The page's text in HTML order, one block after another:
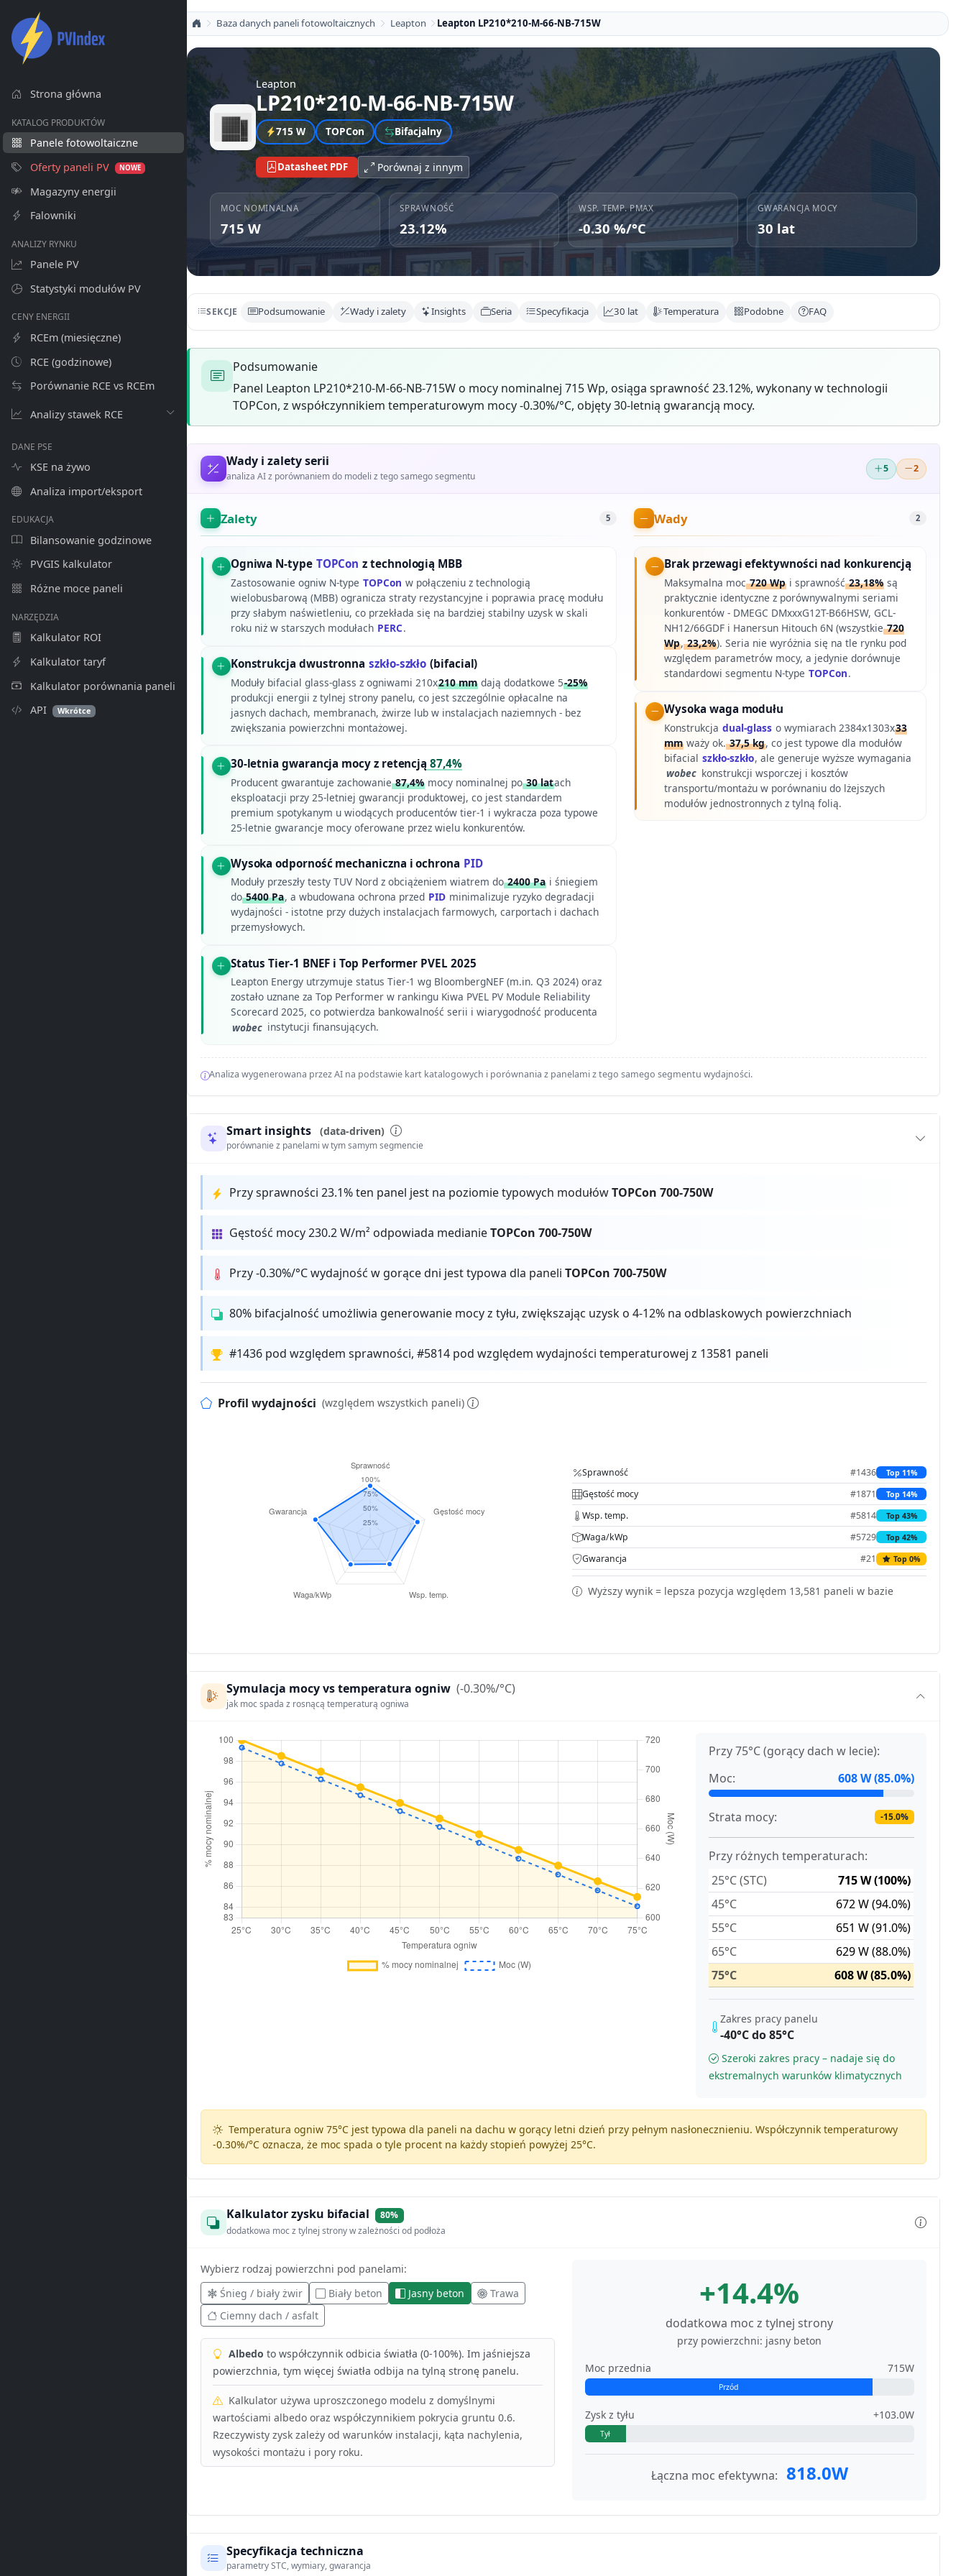
Strona główna
KATALOG PRODUKTÓW
Panele fotowoltaiczne
Oferty paneli PV
NOWE
Magazyny energii
Falowniki
ANALIZY RYNKU
Panele PV
Statystyki modułów PV
CENY ENERGII
RCEm (miesięczne)
RCE (godzinowe)
Porównanie RCE vs RCEm
Analizy stawek RCE
DANE PSE
KSE na żywo
Analiza import/eksport
EDUKACJA
Bilansowanie godzinowe
PVGIS kalkulator
Różne moce paneli
NARZĘDZIA
Kalkulator ROI
Kalkulator taryf
Kalkulator porównania paneli
API
Wkrótce
Baza danych paneli fotowoltaicznych Leapton Leapton LP210*210-M-66-NB-715W
Leapton
LP210*210-M-66-NB-715W
715 W TOPCon Bifacjalny
Datasheet PDF Porównaj z innym
MOC NOMINALNA
715 W
SPRAWNOŚĆ
23.12%
WSP. TEMP. PMAX
-0.30 %/°C
GWARANCJA MOCY
30 lat
SEKCJE Podsumowanie Wady i zalety Insights Seria Specyfikacja 30 lat Temperatura Podobne FAQ
Podsumowanie
Panel Leapton LP210*210-M-66-NB-715W o mocy nominalnej 715 Wp, osiąga sprawność 23.12%, wykonany w technologii
TOPCon, z współczynnikiem temperaturowym mocy -0.30%/°C, objęty 30-letnią gwarancją mocy.
Wady i zalety serii
analiza AI z porównaniem do modeli z tego samego segmentu
5 2
Zalety 5
Ogniwa N-type TOPCon z technologią MBB
Zastosowanie ogniw N-type TOPCon w połączeniu z technologią
wielobusbarową (MBB) ogranicza straty rezystancyjne i poprawia pracę modułu
przy słabym naświetleniu, co przekłada się na bardziej stabilny uzysk w skali
roku niż w starszych modułach PERC.
Konstrukcja dwustronna szkło-szkło (bifacial)
Moduły bifacial glass-glass z ogniwami 210x210 mmdają dodatkowe 5-25%
produkcji energii z tylnej strony panelu, co jest szczególnie opłacalne na
jasnych dachach, membranach, żwirze lub w instalacjach naziemnych - bez
zwiększania powierzchni montażowej.
30-letnia gwarancja mocy z retencją 87,4%
Producent gwarantuje zachowanie87,4%mocy nominalnej po30 latach
eksploatacji przy 25-letniej gwarancji produktowej, co jest standardem
premium spotykanym u wiodących producentów tier-1 i wykracza poza typowe
25-letnie gwarancje mocy oferowane przez wielu konkurentów.
Wysoka odporność mechaniczna i ochrona PID
Moduły przeszły testy TUV Nord z obciążeniem wiatrem do2400 Pai śniegiem
do5400 Pa, a wbudowana ochrona przed PID minimalizuje ryzyko degradacji
wydajności - istotne przy dużych instalacjach farmowych, carportach i dachach
przemysłowych.
Status Tier-1 BNEF i Top Performer PVEL 2025
Leapton Energy utrzymuje status Tier-1 wg BloombergNEF (m.in. Q3 2024) oraz
zostało uznane za Top Performer w rankingu Kiwa PVEL PV Module Reliability
Scorecard 2025, co potwierdza bankowalność serii i wiarygodność producenta
wobec instytucji finansujących.
Wady 2
Brak przewagi efektywności nad konkurencją
Maksymalna moc720 Wp i sprawność23,18% są
praktycznie identyczne z porównywalnymi seriami
konkurentów - DMEGC DMxxxG12T-B66HSW, GCL-
NH12/66GDF i Hanersun Hitouch 6N (wszystkie720
Wp,23,2%). Seria nie wyróżnia się na tle rynku pod
względem parametrów mocy, a jedynie dorównuje
standardowi segmentu N-type TOPCon.
Wysoka waga modułu
Konstrukcja dual-glass o wymiarach 2384x1303x33
mm waży ok.37,5 kg, co jest typowe dla modułów
bifacial szkło-szkło, ale generuje wyższe wymagania
wobec konstrukcji wsporczej i kosztów
transportu/montażu w porównaniu do lżejszych
modułów jednostronnych z tylną folią.
Analiza wygenerowana przez AI na podstawie kart katalogowych i porównania z panelami z tego samego segmentu wydajności.
Smart insights (data-driven)
porównanie z panelami w tym samym segmencie
Przy sprawności 23.1% ten panel jest na poziomie typowych modułówTOPCon 700-750W
Gęstość mocy 230.2 W/m² odpowiada medianieTOPCon 700-750W
Przy -0.30%/°C wydajność w gorące dni jest typowa dla paneliTOPCon 700-750W
80% bifacjalność umożliwia generowanie mocy z tyłu, zwiększając uzysk o 4-12% na odblaskowych powierzchniach
#1436 pod względem sprawności, #5814 pod względem wydajności temperaturowej z 13581 paneli
Profil wydajności (względem wszystkich paneli)
Sprawność #1436 Top 11%
Gęstość mocy #1871 Top 14%
Wsp. temp. #5814 Top 43%
Waga/kWp #5729 Top 42%
Gwarancja #21 Top 0%
Wyższy wynik = lepsza pozycja względem 13,581 paneli w bazie
Symulacja mocy vs temperatura ogniw (-0.30%/°C)
jak moc spada z rosnącą temperaturą ogniwa
Przy 75°C (gorący dach w lecie):
Moc:
608 W (85.0%)
Strata mocy: -15.0%
Przy różnych temperaturach:
25°C (STC)
715 W (100%)
45°C
672 W (94.0%)
55°C
651 W (91.0%)
65°C
629 W (88.0%)
75°C
608 W (85.0%)
Zakres pracy panelu
-40°C do 85°C
Szeroki zakres pracy – nadaje się do
ekstremalnych warunków klimatycznych
Temperatura ogniw 75°C jest typowa dla paneli na dachu w gorący letni dzień przy pełnym nasłonecznieniu. Współczynnik temperaturowy
-0.30%/°Coznacza, że moc spada o tyle procent na każdy stopień powyżej 25°C.
Kalkulator zysku bifacial
80%
dodatkowa moc z tylnej strony w zależności od podłoża
Wybierz rodzaj powierzchni pod panelami:
Śnieg / biały żwir
Biały beton Jasny beton
Trawa
Ciemny dach / asfalt
Albedo to współczynnik odbicia światła (0-100%). Im jaśniejsza
powierzchnia, tym więcej światła odbija na tylną stronę panelu.
Kalkulator używa uproszczonego modelu z domyślnymi
wartościami albedo oraz współczynnikiem pokrycia gruntu 0.6.
Rzeczywisty zysk zależy od warunków instalacji, kąta nachylenia,
wysokości montażu i pory roku.
+14.4%
dodatkowa moc z tylnej strony
przy powierzchni: jasny beton
Moc przednia
715W
Przód
Zysk z tyłu +103.0W
Tył
Łączna moc efektywna: 818.0W
Specyfikacja techniczna
parametry STC, wymiary, gwarancja